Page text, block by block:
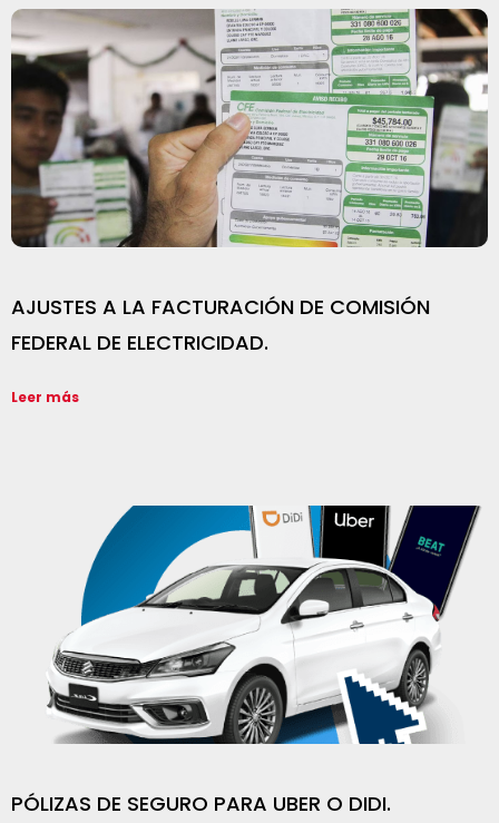
AJUSTES A LA FACTURACIÓN DE COMISIÓN
FEDERAL DE ELECTRICIDAD.
Leer más
PÓLIZAS DE SEGURO PARA UBER O DIDI.